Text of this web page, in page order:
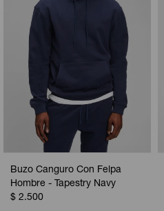
Buzo Canguro Con Felpa
Hombre - Tapestry Navy
$ 2.500